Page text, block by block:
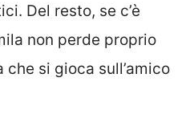
Del resto, se c’è
non perde proprio
si gioca sull’amico